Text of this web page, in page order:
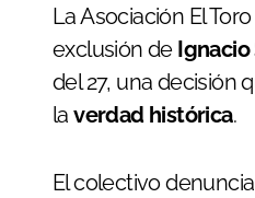
La Asociación El
exclusión de Ignacio
del 27, una decisión
laverdad histórica.
El colectivo